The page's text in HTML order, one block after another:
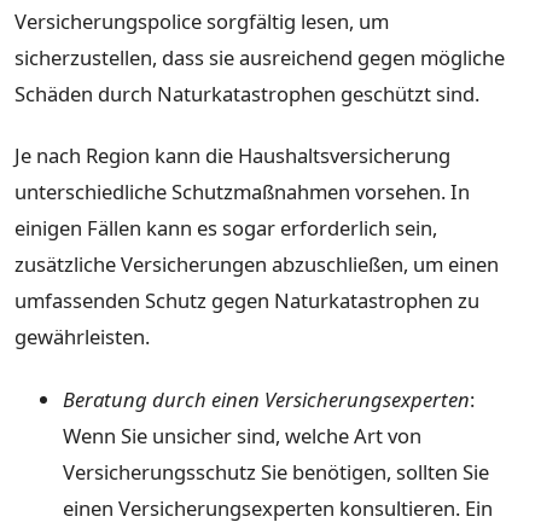
Versicherungspolice sorgfältig lesen, um
sicherzustellen, dass sie ausreichend gegen mögliche
Schäden durch Naturkatastrophen geschützt sind.
Je nach Region kann die Haushaltsversicherung
unterschiedliche Schutzmaßnahmen vorsehen. In
einigen Fällen kann es sogar erforderlich sein,
zusätzliche Versicherungen abzuschließen, um einen
umfassenden Schutz gegen Naturkatastrophen zu
gewährleisten.
Beratung durch einen Versicherungsexperten:
Wenn Sie unsicher sind, welche Art von
Versicherungsschutz Sie benötigen, sollten Sie
einen Versicherungsexperten konsultieren. Ein